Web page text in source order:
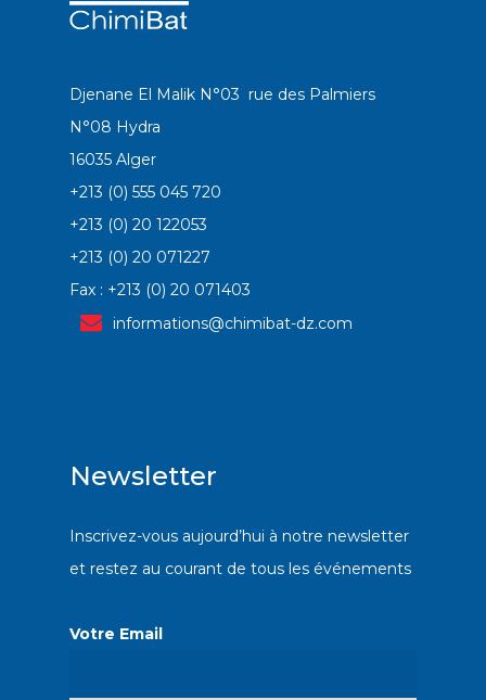
Djenane El Malik N°03 rue des Palmiers
N°08 Hydra
16035 Alger
+213 (0) 555 045 720
+213 (0) 20 122053
+213 (0) 20 071227
Fax : +213 (0) 20 071403
informations@chimibat-dz.com
Newsletter
Inscrivez-vous aujourd’hui à notre newsletter
et restez au courant de tous les événements
Votre Email